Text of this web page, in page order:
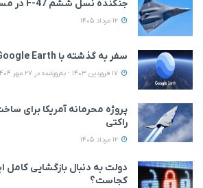
جنگنده نسل ششم F-47 در مسیر نخستین پرواز
سفر به گذشته با Google Earth
پروژه محرمانه آمریکا برای
راکتی
دولت به دنبال بازگشایی کامل
کجاست؟